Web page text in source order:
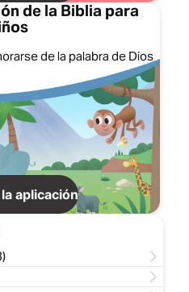
de la Biblia para
de la palabra de Dios
aplicación